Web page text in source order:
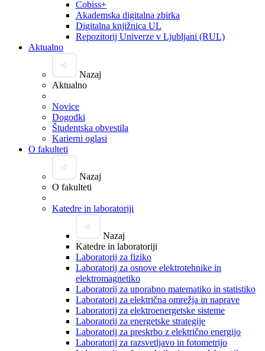
Cobiss+
Akademska digitalna zbirka
Digitalna knjižnica UL
Repozitorij Univerze v Ljubljani (RUL)
Aktualno
Nazaj
Aktualno
Novice
Dogodki
Študentska obvestila
Karierni oglasi
O fakulteti
Nazaj
O fakulteti
Katedre in laboratoriji
Nazaj
Katedre in laboratoriji
Laboratorij za fiziko
Laboratorij za osnove elektrotehnike in
elektromagnetiko
Laboratorij za uporabno matematiko in statistiko
Laboratorij za električna omrežja in naprave
Laboratorij za elektroenergetske sisteme
Laboratorij za energetske strategije
Laboratorij za preskrbo z električno energijo
Laboratorij za razsvetljavo in fotometrijo